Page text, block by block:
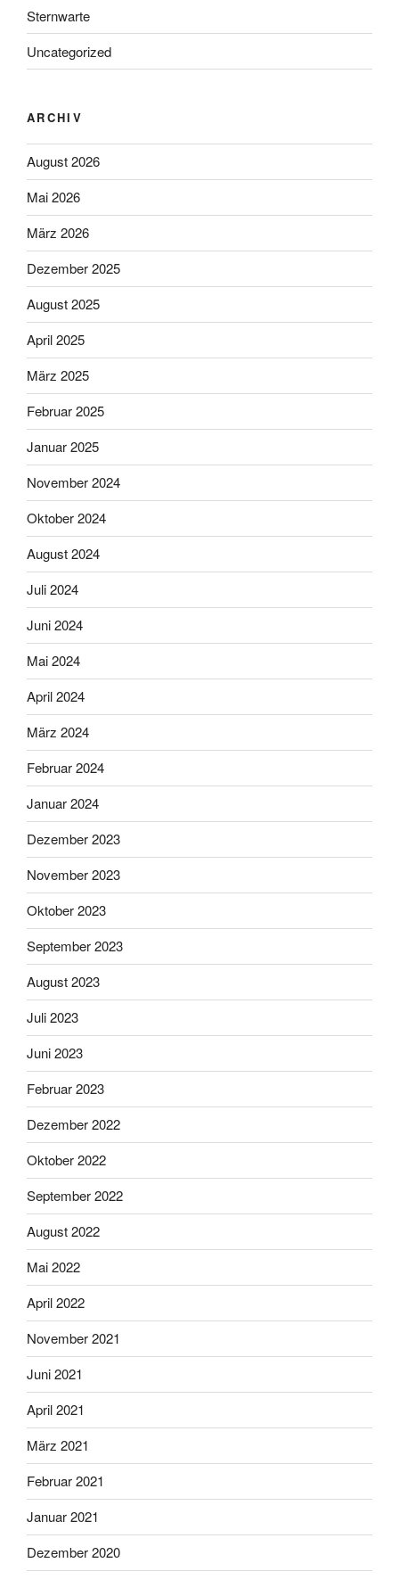
Sternwarte
Uncategorized
ARCHIV
August 2026
Mai 2026
März 2026
Dezember 2025
August 2025
April 2025
März 2025
Februar 2025
Januar 2025
November 2024
Oktober 2024
August 2024
Juli 2024
Juni 2024
Mai 2024
April 2024
März 2024
Februar 2024
Januar 2024
Dezember 2023
November 2023
Oktober 2023
September 2023
August 2023
Juli 2023
Juni 2023
Februar 2023
Dezember 2022
Oktober 2022
September 2022
August 2022
Mai 2022
April 2022
November 2021
Juni 2021
April 2021
März 2021
Februar 2021
Januar 2021
Dezember 2020